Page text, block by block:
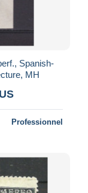
Spanish-
MH
Professionnel